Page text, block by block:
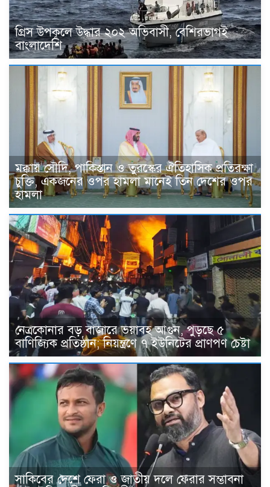
গ্রিস উপকূলে উদ্ধার ২০২ অভিবাসী, বেশিরভাগই
বাংলাদেশি
মক্কায় সৌদি, পাকিস্তান ও তুরস্কের ঐতিহাসিক প্রতিরক্ষা
চুক্তি, একজনের ওপর হামলা মানেই তিন দেশের ওপর
হামলা
নেত্রকোনার বড় বাজারে ভয়াবহ আগুন, পুড়ছে ৫
বাণিজ্যিক প্রতিষ্ঠান; নিয়ন্ত্রণে ৭ ইউনিটের প্রাণপণ চেষ্টা
সাকিবের দেশে ফেরা ও জাতীয় দলে ফেরার সম্ভাবনা